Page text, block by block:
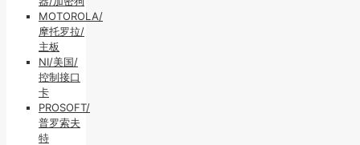
MOTOROLA/
摩托罗拉/
主板
NI/美国/
控制接口
卡
PROSOFT/
普罗索夫
特